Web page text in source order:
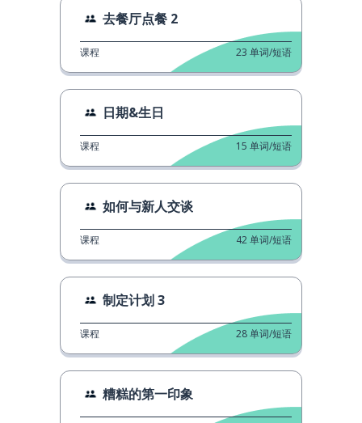
去餐厅点餐 2
课程 23 单词/短语
日期&生日
课程 15 单词/短语
如何与新人交谈
课程 42单词/短语
制定计划 3
课程 28单词/短语
糟糕的第一印象